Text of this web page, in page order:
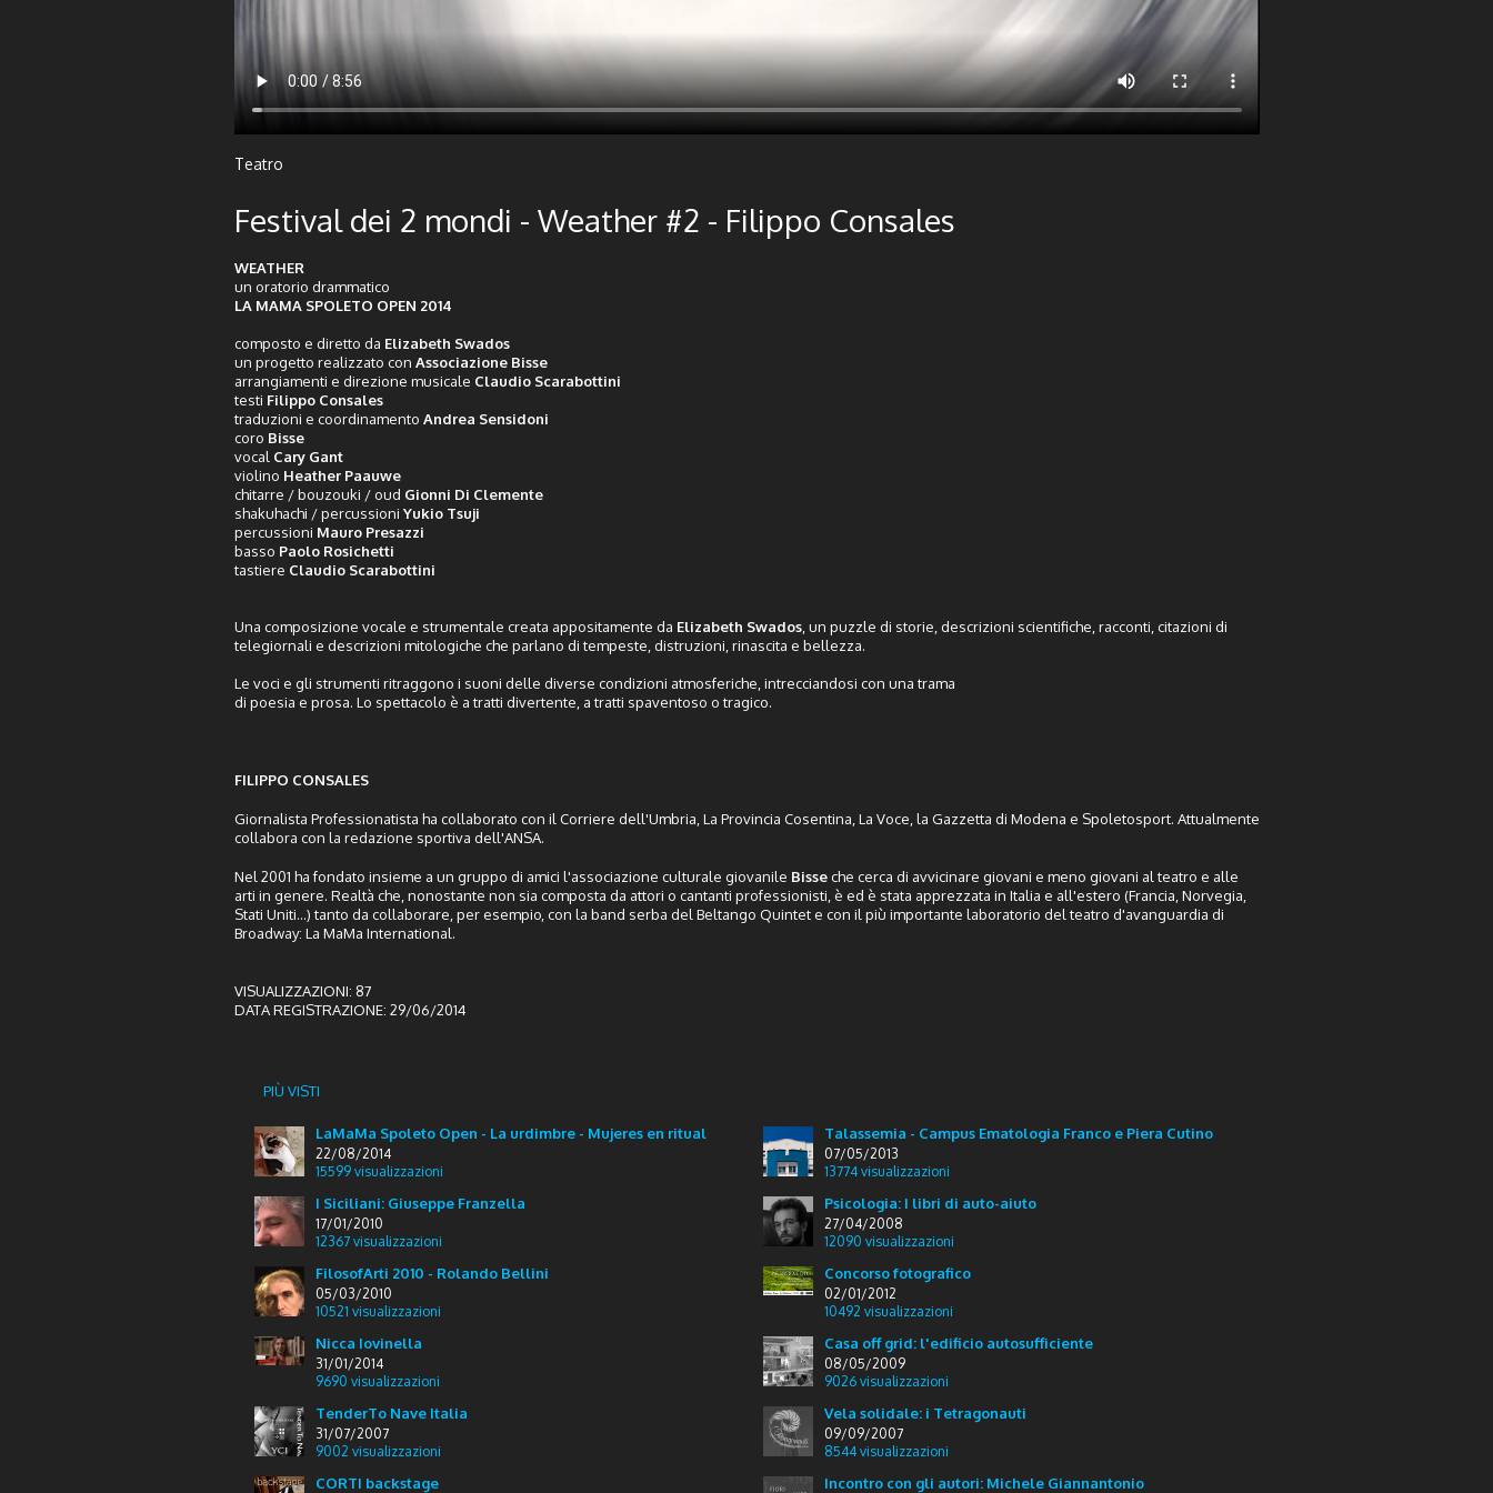
Teatro
Festival dei 2 mondi - Weather #2 - Filippo Consales
WEATHER
un oratorio drammatico
LA MAMA SPOLETO OPEN 2014
composto e diretto da Elizabeth Swados
un progetto realizzato con Associazione Bisse
arrangiamenti e direzione musicale Claudio Scarabottini
testi Filippo Consales
traduzioni e coordinamento Andrea Sensidoni
coro Bisse
vocal Cary Gant
violino Heather Paauwe
chitarre / bouzouki / oud Gionni Di Clemente
shakuhachi / percussioni Yukio Tsuji
percussioni Mauro Presazzi
basso Paolo Rosichetti
tastiere Claudio Scarabottini
Una composizione vocale e strumentale creata appositamente da Elizabeth Swados, un puzzle di storie, descrizioni scientifiche, racconti, citazioni di
telegiornali e descrizioni mitologiche che parlano di tempeste, distruzioni, rinascita e bellezza.
Le voci e gli strumenti ritraggono i suoni delle diverse condizioni atmosferiche, intrecciandosi con una trama
di poesia e prosa. Lo spettacolo è a tratti divertente, a tratti spaventoso o tragico.
FILIPPO CONSALES
Giornalista Professionatista ha collaborato con il Corriere dell'Umbria, La Provincia Cosentina, La Voce, la Gazzetta di Modena e Spoletosport. Attualmente
collabora con la redazione sportiva dell'ANSA.
Nel 2001 ha fondato insieme a un gruppo di amici l'associazione culturale giovanile Bisse che cerca di avvicinare giovani e meno giovani al teatro e alle
arti in genere. Realtà che, nonostante non sia composta da attori o cantanti professionisti, è ed è stata apprezzata in Italia e all'estero (Francia, Norvegia,
Stati Uniti...) tanto da collaborare, per esempio, con la band serba del Beltango Quintet e con il più importante laboratorio del teatro d'avanguardia di
Broadway: La MaMa International.
VISUALIZZAZIONI: 87
DATA REGISTRAZIONE: 29/06/2014
PIÙ VISTI
LaMaMa Spoleto Open - La urdimbre - Mujeres en ritual
22/08/2014
15599 visualizzazioni
Talassemia - Campus Ematologia Franco e Piera Cutino
07/05/2013
13774 visualizzazioni
I Siciliani: Giuseppe Franzella
17/01/2010
12367 visualizzazioni
Psicologia: I libri di auto-aiuto
27/04/2008
12090 visualizzazioni
FilosofArti 2010 - Rolando Bellini
05/03/2010
10521 visualizzazioni
Concorso fotografico
02/01/2012
10492 visualizzazioni
Nicca Iovinella
31/01/2014
9690 visualizzazioni
Casa off grid: l'edificio autosufficiente
08/05/2009
9026 visualizzazioni
TenderTo Nave Italia
31/07/2007
9002 visualizzazioni
Vela solidale: i Tetragonauti
09/09/2007
8544 visualizzazioni
CORTI backstage Incontro con gli autori: Michele Giannantonio